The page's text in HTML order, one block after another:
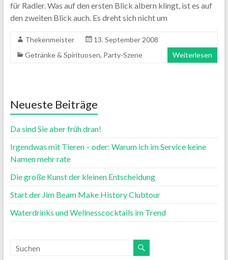
für Radler. Was auf den ersten Blick albern klingt, ist es auf
den zweiten Blick auch. Es dreht sich nicht um
Thekenmeister
13. September 2008
Getränke & Spirituosen, Party-Szene Weiterlesen
Neueste Beiträge
Da sind Sie aber früh dran!
Irgendwas mit Tieren – oder: Warum ich im Service keine
Namen mehr rate
Die große Kunst der kleinen Entscheidung
Start der Jim Beam Make History Clubtour
Waterdrinks und Wellnesscocktails im Trend